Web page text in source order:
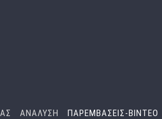
ΑΝΑΛΥΣΗ ΠΑΡΕΜΒΑΣΕΙΣ-BINTEO